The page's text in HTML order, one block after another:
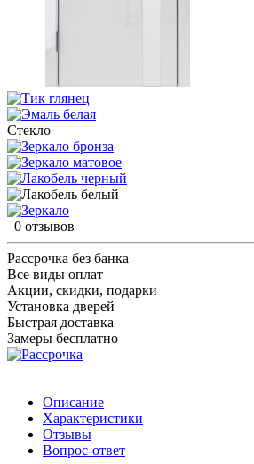
Стекло
0 отзывов
Рассрочка без банка
Все виды оплат
Акции, скидки, подарки
Установка дверей
Быстрая доставка
Замеры бесплатно
Описание
Характеристики
Отзывы
Вопрос-ответ